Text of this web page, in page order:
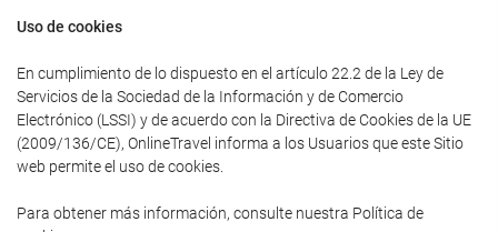
Uso de cookies
En cumplimiento de lo dispuesto en el artículo 22.2 de la Ley de
Servicios de la Sociedad de la Información y de Comercio
Electrónico (LSSI) y de acuerdo con la Directiva de Cookies de la UE
(2009/136/CE), OnlineTravel informa a los Usuarios que este Sitio
web permite el uso de cookies.
Para obtener más información, consulte nuestra Política de